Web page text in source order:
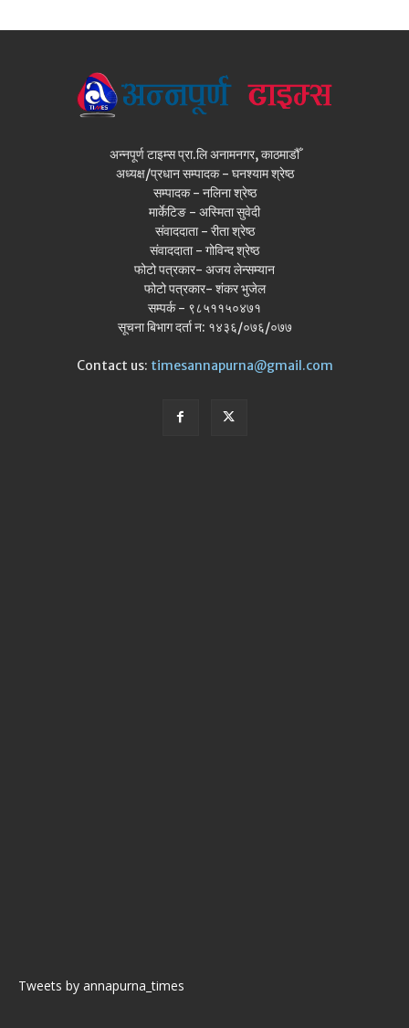
अन्नपूर्ण टाइम्स प्रा.लि अनामनगर, काठमाडौँ
अध्यक्ष/प्रधान सम्पादक - घनश्याम श्रेष्ठ
सम्पादक - नलिना श्रेष्ठ
मार्केटिङ - अस्मिता सुवेदी
संवाददाता - रीता श्रेष्ठ
संवाददाता - गोविन्द श्रेष्ठ
फोटो पत्रकार- अजय लेन्सम्यान
फोटो पत्रकार- शंकर भुजेल
सम्पर्क - ९८५११५०४७१
सूचना बिभाग दर्ता न: १४३६/०७६/०७७
Contact us: timesannapurna@gmail.com
Tweets by annapurna_times